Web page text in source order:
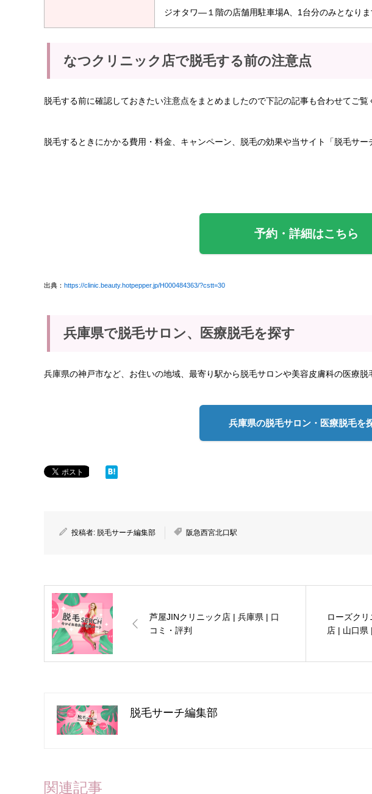
ジオタワ―１階の店舗用駐車場A、1台分のみとなりま
なつクリニック店で脱毛する前の注意点
脱毛する前に確認しておきたい注意点をまとめましたので下記の記事も合わせてご覧
脱毛するときにかかる費用・料金、キャンペーン、脱毛の効果や当サイト「脱毛サー
予約・詳細はこちら
出典： https://clinic.beauty.hotpepper.jp/H000484363/?cstt=30
兵庫県で脱毛サロン、医療脱毛を探す
兵庫県の神戸市など、お住いの地域、最寄り駅から脱毛サロンや美容皮膚科の医療脱
兵庫県の脱毛サロン・医療脱毛を
投稿者: 脱毛サーチ編集部 阪急西宮北口駅
芦屋JINクリニック店 | 兵庫県 | 口
コミ・評判
ローズク
店 | 山口県
脱毛サーチ編集部
関連記事